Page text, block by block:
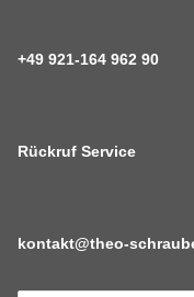
+49 921-164 962 90
Rückruf Service
kontakt@theo-